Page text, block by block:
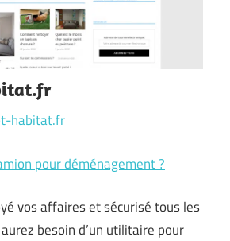
habitat.fr
pour déménagement ?
vos affaires et sécurisé tous les
besoin d’un utilitaire pour